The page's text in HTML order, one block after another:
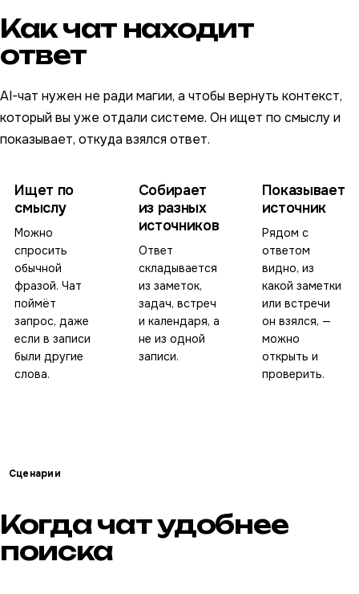
Как чат находит
ответ
AI-чат нужен не ради магии, а чтобы вернуть контекст,
который вы уже отдали системе. Он ищет по смыслу и
показывает, откуда взялся ответ.
Ищет по
смыслу
Можно
спросить
обычной
фразой. Чат
поймёт
запрос, даже
если в записи
были другие
слова.
Собирает
из разных
источников
Ответ
складывается
из заметок,
задач, встреч
и календаря, а
не из одной
записи.
Показывает
источник
Рядом с
ответом
видно, из
какой заметки
или встречи
он взялся, —
можно
открыть и
проверить.
Сценарии
Когда чат удобнее
поиска